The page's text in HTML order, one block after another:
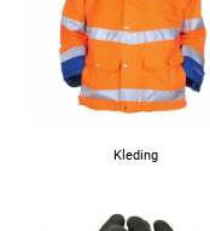
Kleding